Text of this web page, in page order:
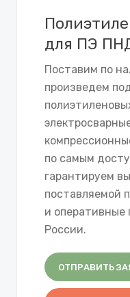
для ПЭ
Поставим по
произведем
по самым
гарантируем
поставляемой
и оперативные
России.
ОТПРАВИТЬ